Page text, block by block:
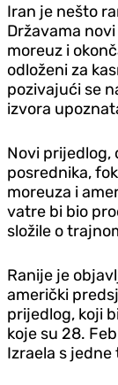
Iran je nešto
Državama
moreuz i
odloženi za
pozivajući se
izvora
Novi prijedlog,
posrednika,
moreuza i
vatre bi bio
složile o
Ranije je
američki
prijedlog, koji
koje su 28.
Izraela s